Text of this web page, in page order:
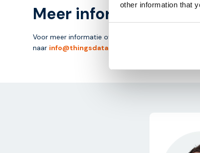
other information that
Meer informatie
Voor meer informatie over eSIM en de SGP.32
naar info@thingsdata.com